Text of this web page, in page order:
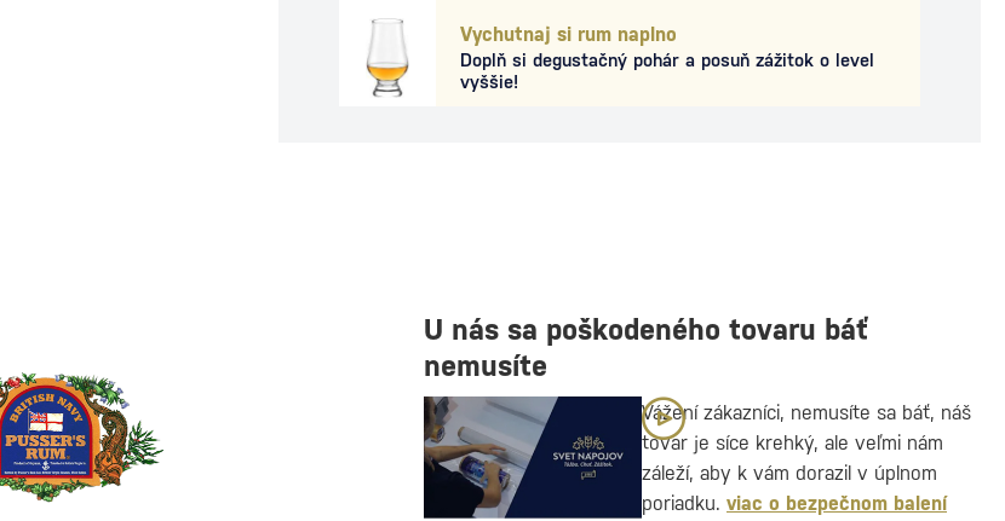
Vychutnaj si rum naplno
Doplň si degustačný pohár a posuň zážitok o level
vyššie!
U nás sa poškodeného tovaru báť
nemusíte
Vážení zákazníci, nemusíte sa báť, náš
tovar je síce krehký, ale veľmi nám
záleží, aby k vám dorazil v úplnom
poriadku. viac o bezpečnom balení